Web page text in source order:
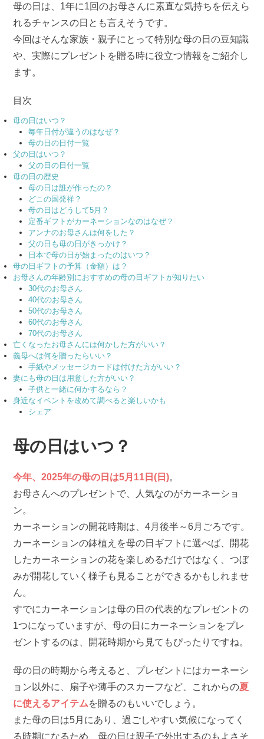
母の日は、1年に1回のお母さんに素直な気持ちを伝えら
れるチャンスの日とも言えそうです。
今回はそんな家族・親子にとって特別な母の日の豆知識
や、実際にプレゼントを贈る時に役立つ情報をご紹介し
ます。
目次
母の日はいつ？
毎年日付が違うのはなぜ？
母の日の日付一覧
父の日はいつ？
父の日の日付一覧
母の日の歴史
母の日は誰が作ったの？
どこの国発祥？
母の日はどうして5月？
定番ギフトがカーネーションなのはなぜ？
アンナのお母さんは何をした？
父の日も母の日がきっかけ？
日本で母の日が始まったのはいつ？
母の日ギフトの予算（金額）は？
お母さんの年齢別におすすめの母の日ギフトが知りたい
30代のお母さん
40代のお母さん
50代のお母さん
60代のお母さん
70代のお母さん
亡くなったお母さんには何かした方がいい？
義母へは何を贈ったらいい？
手紙やメッセージカードは付けた方がいい？
妻にも母の日は用意した方がいい？
子供と一緒に何かするなら？
身近なイベントを改めて調べると楽しいかも
シェア
母の日はいつ？
今年、2025年の母の日は5月11日(日)。
お母さんへのプレゼントで、人気なのがカーネーショ
ン。
カーネーションの開花時期は、4月後半～6月ごろです。
カーネーションの鉢植えを母の日ギフトに選べば、開花
したカーネーションの花を楽しめるだけではなく、つぼ
みが開花していく様子も見ることができるかもしれませ
ん。
すでにカーネーションは母の日の代表的なプレゼントの
1つになっていますが、母の日にカーネーションをプレ
ゼントするのは、開花時期から見てもぴったりですね。
母の日の時期から考えると、プレゼントにはカーネーシ
ョン以外に、扇子や薄手のスカーフなど、これからの夏
に使えるアイテムを贈るのもいいでしょう。
また母の日は5月にあり、過ごしやすい気候になってく
る時期になるため、母の日は親子で外出するのもよさそ